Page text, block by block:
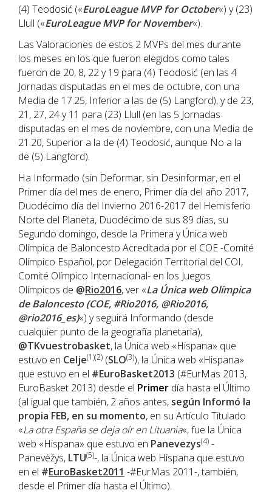
(4) Teodosić («EuroLeague MVP for October«) y (23)
Llull («EuroLeague MVP for November«).
Las Valoraciones de estos 2 MVPs del mes durante
los meses en los que fueron elegidos como tales
fueron de 20, 8, 22 y 19 para (4) Teodosić (en las 4
Jornadas disputadas en el mes de octubre, con una
Media de 17.25, Inferior a las de (5) Langford), y de 23,
21, 27, 24 y 11 para (23) Llull (en las 5 Jornadas
disputadas en el mes de noviembre, con una Media de
21.20, Superior a la de (4) Teodosić, aunque No a la
de (5) Langford).
Ha Informado (sin Deformar, sin Desinformar, en el
Primer día del mes de enero, Primer día del año 2017,
Duodécimo día del Invierno 2016-2017 del Hemisferio
Norte del Planeta, Duodécimo de sus 89 días, su
Segundo domingo, desde la Primera y Única web
Olímpica de Baloncesto Acreditada por el COE -Comité
Olímpico Español, por Delegación Territorial del COI,
Comité Olímpico Internacional- en los Juegos
Olímpicos de @Rio2016, ver «La Única web Olímpica
de Baloncesto (COE, #Rio2016, @Rio2016,
@rio2016_es)«) y seguirá Informando (desde
cualquier punto de la geografía planetaria),
@TKvuestrobasket, la Única web «Hispana» que
estuvo en Celje(1)(2) (SLO(3)), la Única web «Hispana»
que estuvo en el #EuroBasket2013 (#EurMas 2013,
EuroBasket 2013) desde el Primer día hasta el Último
(al igual que también, 2 años antes, según Informó la
propia FEB, en su momento, en su Artículo Titulado
«La otra España se deja oír en Lituania«, fue la Única
web «Hispana» que estuvo en Panevezys(4) -
Panevėžys, LTU(5)-, la Única web Hispana que estuvo
en el #EuroBasket2011 -#EurMas 2011-, también,
desde el Primer día hasta el Último).